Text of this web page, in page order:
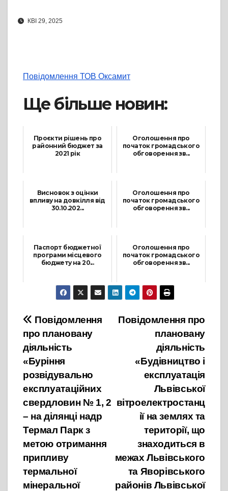
КВІ 29, 2025
Повідомлення ТОВ Оксамит
Ще більше новин:
Проєкти рішень про
районний бюджет за
2021 рік
Оголошення про
початок громадського
обговорення зв...
Висновок з оцінки
впливу на довкілля від
30.10.202...
Оголошення про
початок громадського
обговорення зв...
Паспорт бюджетної
програми місцевого
бюджету на 20...
14 Вересня, 2023
Оголошення про
початок громадського
обговорення зв...
20 Січня, 2026
Навігація
записів
Повідомлення про
плановану
діяльність
«Будівництво і
експлуатація
Львівської
вітроелектростанц
ії на землях та
території, що
знаходиться в
межах Львівського
та Яворівського
районів Львівської
Повідомлення
про плановану
діяльність
«Буріння
розвідувально
експлуатаційних
свердловин № 1, 2
– на ділянці надр
Термал Парк з
метою отримання
припливу
термальної
мінеральної